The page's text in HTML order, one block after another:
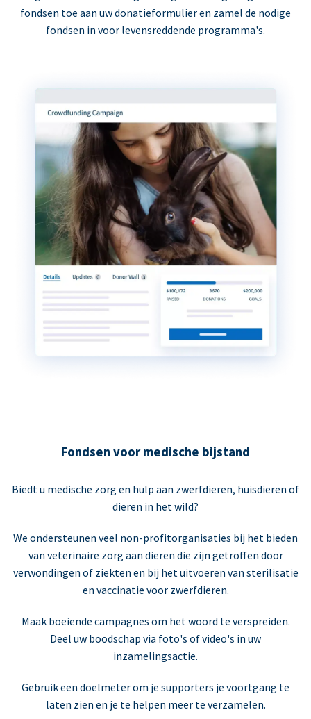
fondsen toe aan uw donatieformulier en zamel de nodige
fondsen in voor levensreddende programma's.
Fondsen voor medische bijstand
Biedt u medische zorg en hulp aan zwerfdieren, huisdieren of
dieren in het wild?
We ondersteunen veel non-profitorganisaties bij het bieden
van veterinaire zorg aan dieren die zijn getroffen door
verwondingen of ziekten en bij het uitvoeren van sterilisatie
en vaccinatie voor zwerfdieren.
Maak boeiende campagnes om het woord te verspreiden.
Deel uw boodschap via foto's of video's in uw
inzamelingsactie.
Gebruik een doelmeter om je supporters je voortgang te
laten zien en je te helpen meer te verzamelen.